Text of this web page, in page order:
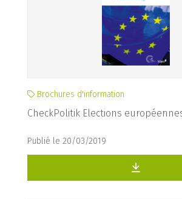
Brochures d'information
CheckPolitik Elections
Publié le 20/03/2019